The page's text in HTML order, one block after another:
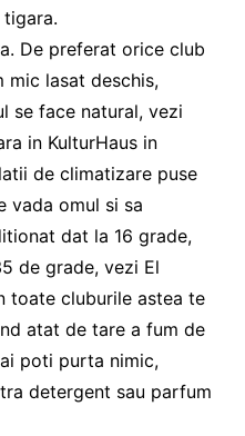
De preferat orice club
mic lasat deschis,
se face natural, vezi
in KulturHaus in
de climatizare puse
vada omul si sa
dat la 16 grade,
de grade, vezi El
toate cluburile astea te
atat de tare a fum de
poti purta nimic,
detergent sau parfum